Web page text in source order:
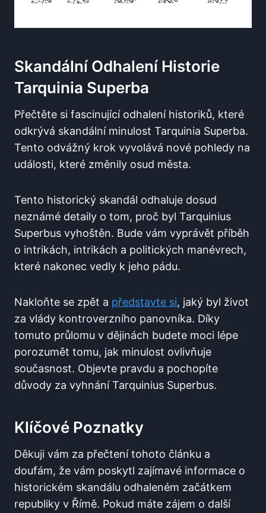
Skandální Odhalení Historie
Tarquinia Superba
Přečtěte si fascinující odhalení historiků, které
odkrývá skandální minulost Tarquinia Superba.
Tento odvážný krok vyvolává nové pohledy na
události, které změnily osud města.
Tento historický skandál odhaluje dosud
neznámé detaily o tom, proč byl Tarquinius
Superbus vyhoštěn. Bude vám vyprávět příběh
o intrikách, intrikách a politických manévrech,
které nakonec vedly k jeho pádu.
Nakloňte se zpět a představte si, jaký byl život
za vlády kontroverzního panovníka. Díky
tomuto průlomu v dějinách budete moci lépe
porozumět tomu, jak minulost ovlivňuje
současnost. Objevte pravdu a pochopíte
důvody za vyhnání Tarquinius Superbus.
Klíčové Poznatky
Děkuji vám za přečtení tohoto článku a
doufám, že vám poskytl zajímavé informace o
historickém skandálu odhaleném začátkem
republiky v Římě. Pokud máte zájem o další